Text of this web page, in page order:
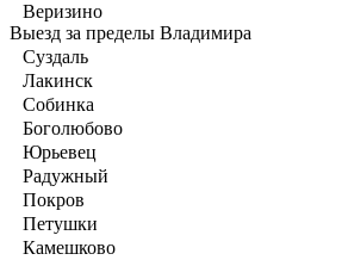
Веризино
Выезд за пределы Владимира
Суздаль
Лакинск
Собинка
Боголюбово
Юрьевец
Радужный
Покров
Петушки
Камешково